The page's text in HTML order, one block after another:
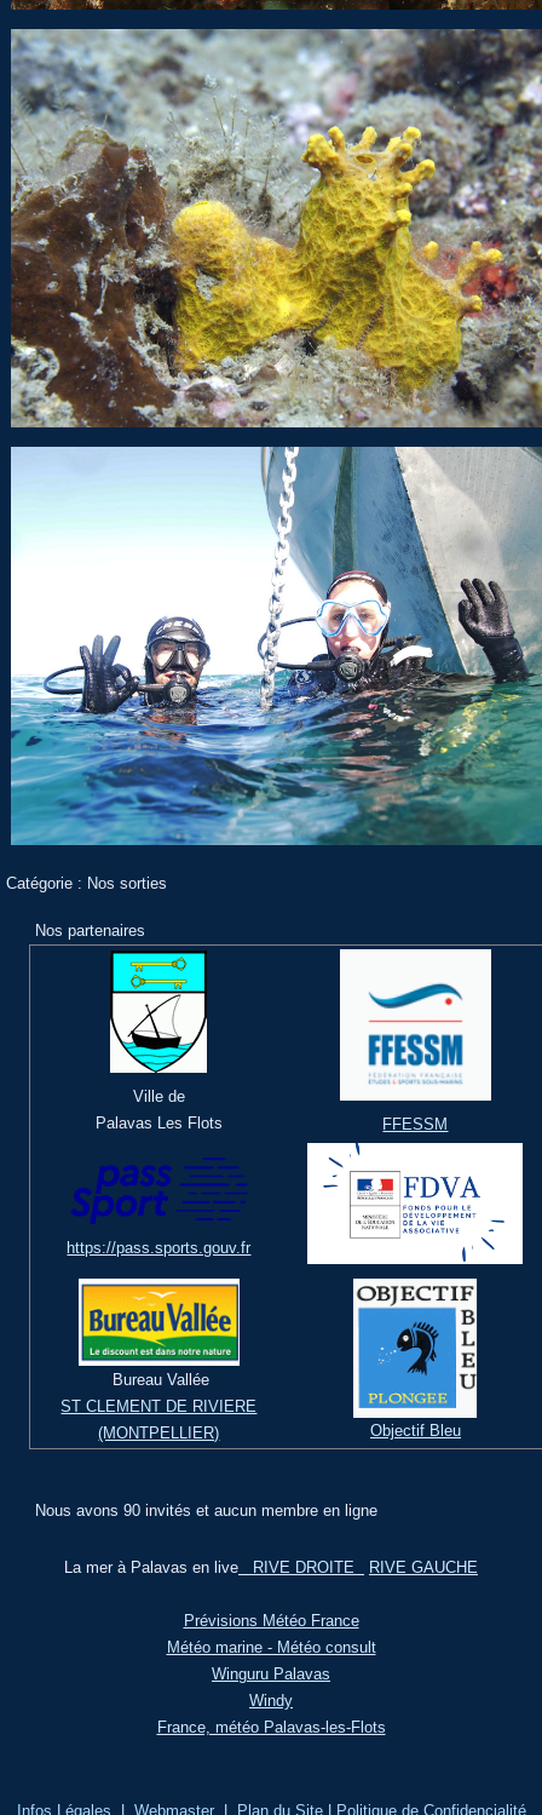
Catégorie : Nos sorties
Nos partenaires
Ville de
Palavas Les Flots
FFESSM
https://pass.sports.gouv.fr
Bureau Vallée
ST CLEMENT DE RIVIERE
(MONTPELLIER)
Objectif Bleu
Nous avons 90 invités et aucun membre en ligne
La mer à Palavas en live RIVE DROITE RIVE GAUCHE
Prévisions Météo France
Météo marine - Météo consult
Winguru Palavas
Windy
France, météo Palavas-les-Flots
Infos Légales Webmaster| Plan du Site| Politique de Confidencialité